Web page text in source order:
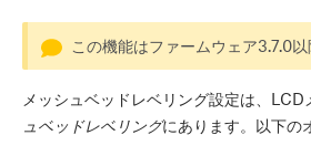
この機能はファームウェア3.7.0以
メッシュベッドレベリング設定は、LCD
ュベッドレベリングにあります。以下の